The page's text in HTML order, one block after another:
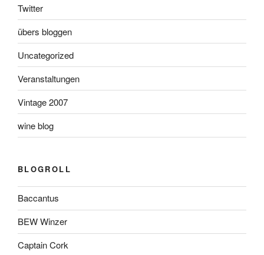
Twitter
übers bloggen
Uncategorized
Veranstaltungen
Vintage 2007
wine blog
BLOGROLL
Baccantus
BEW Winzer
Captain Cork